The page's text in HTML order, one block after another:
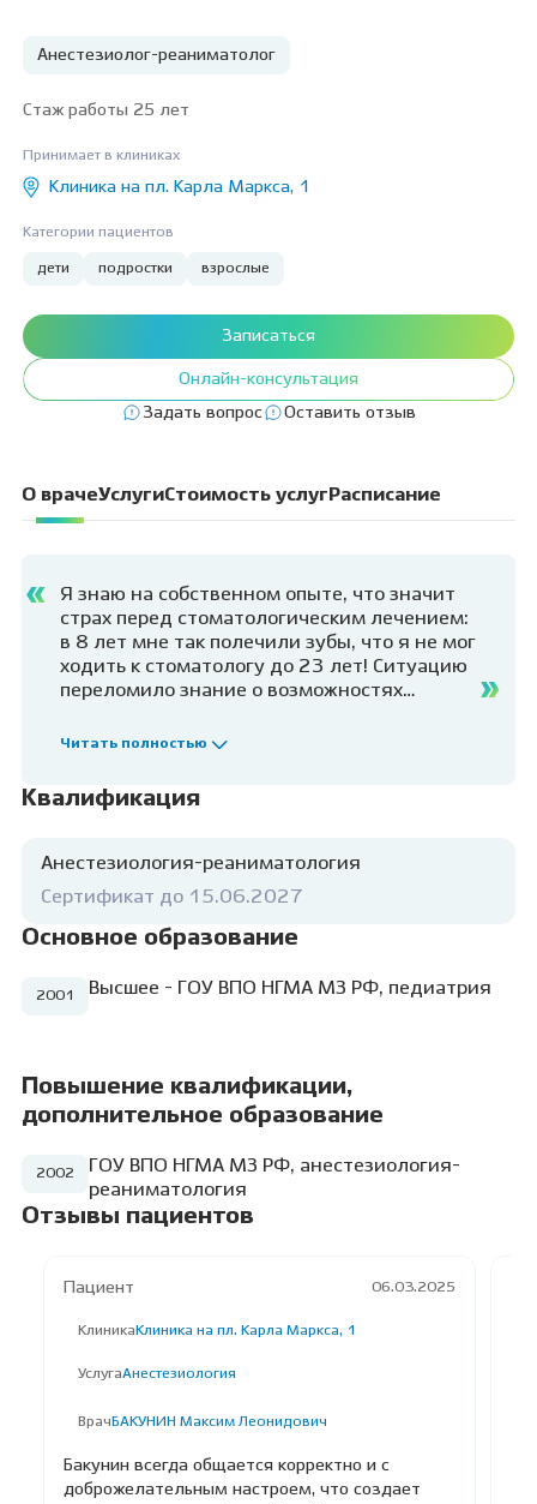
Анестезиолог-реаниматолог
Стаж работы 25 лет
Принимает в клиниках
Клиника на пл. Карла Маркса, 1
Категории пациентов
дети подростки взрослые
Записаться
Онлайн-консультация
Задать вопрос
Оставить отзыв
О врачеУслугиСтоимость услуг Расписание
Я знаю на собственном опыте, что значит
страх перед стоматологическим лечением:
в 8 лет мне так полечили зубы, что я не мог
ходить к стоматологу до 23 лет! Ситуацию
переломило знание о возможностях
сегодня — сделать все, чтобы дети и
спокойно (как и я сейчас☺). И работаю я
так, чтобы дети не боялись лечения, как
взрослого, кто боится лечить зубы из-за
детстве, их полечить: чтобы было больно
или во сне? Ответ очевиден.
Читать полностью
Квалификация
Анестезиология-реаниматология
Сертификат до 15.06.2027
Основное образование
2001 Высшее - ГОУ ВПО НГМА МЗ РФ, педиатрия
Повышение квалификации,
дополнительное образование
2002
ГОУ ВПО НГМА МЗ РФ, анестезиология-
реаниматология
Отзывы пациентов
Пациент 06.03.2025
Клиника Клиника на пл. Карла Маркса, 1
УслугаАнестезиология
Врач БАКУНИН Максим Леонидович
Бакунин всегда общается корректно и с
доброжелательным настроем, что создает